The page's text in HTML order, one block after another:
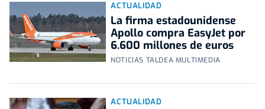
ACTUALIDAD
La firma estadounidense
Apollo compra EasyJet por
6.600 millones de euros
NOTICIAS TALDEA MULTIMEDIA
ACTUALIDAD